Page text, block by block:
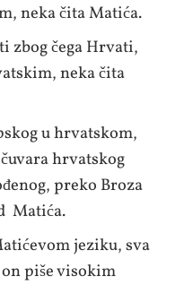
neka čita Matića.
zbog čega Hrvati,
neka čita
u hrvatskom,
hrvatskog
preko Broza
Matića.
jeziku, sva
piše visokim